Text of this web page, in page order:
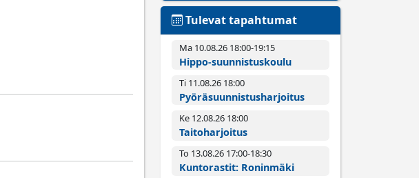
Tulevat tapahtumat
Ma 10.08.26 18:00­-19:15
Hippo-suunnistuskoulu
Ti 11.08.26 18:00­
Pyörä­suunnistus­harjoitus
Ke 12.08.26 18:00­
Taitoharjoitus
To 13.08.26 17:00­-18:30
Kuntorastit: Roninmäki